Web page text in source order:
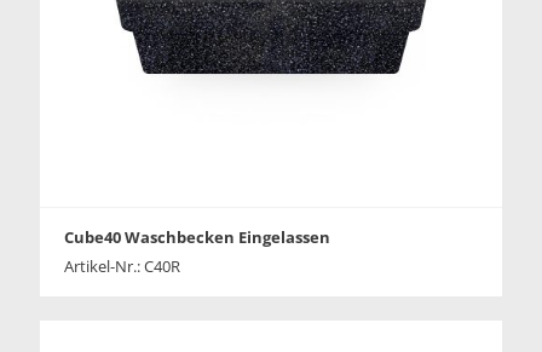
Cube40 Waschbecken Eingelassen
Artikel-Nr.: C40R